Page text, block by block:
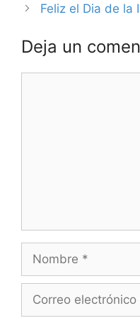
Feliz el Dia de la
Deja un
Nombre
Correo